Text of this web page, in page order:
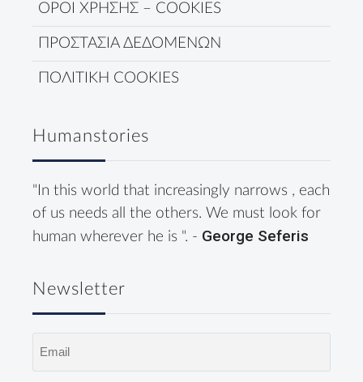
ΟΡΟΙ ΧΡΗΣΗΣ – COOKIES
ΠΡΟΣΤΑΣΙΑ ΔΕΔΟΜΕΝΩΝ
ΠΟΛΙΤΙΚΗ COOKIES
Humanstories
"In this world that increasingly narrows , each
of us needs all the others. We must look for
human wherever he is ". - George Seferis
Newsletter